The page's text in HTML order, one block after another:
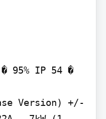
� 95% IP 54 �
Version) +/-